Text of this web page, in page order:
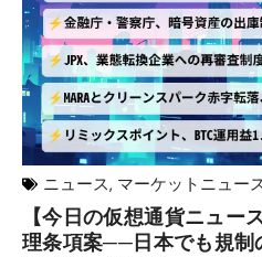
ニュース, マーケットニュー
【今日の仮想通貨ニュー
理条項案──日本でも規制